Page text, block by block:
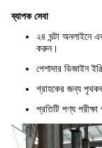
ব্যাপক সেবা
২৪ ঘন্টা অনলাইনে
করুন।
পেশাদার ডিজাইন
গ্রাহকের জন্য
প্রতিটি পণ্য